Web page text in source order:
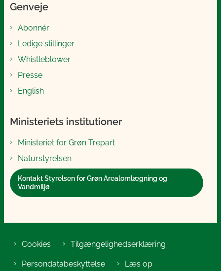
Genveje
Abonnér
Ledige stillinger
Whistleblower
Presse
English
Ministeriets institutioner
Ministeriet for Grøn Trepart
Naturstyrelsen
Kontakt Styrelsen for Grøn Arealomlægning og
Vandmiljø
Cookies Tilgængelighedserklæring
Persondatabeskyttelse Læs op